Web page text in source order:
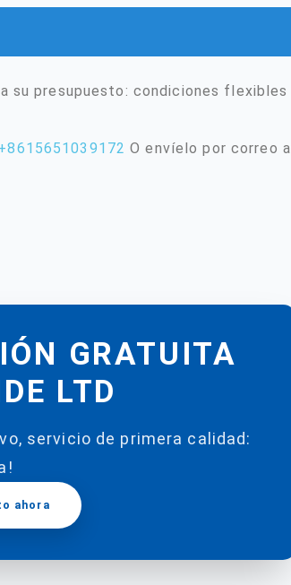
su presupuesto: condiciones flexibles
O envíelo por correo a
GRATUITA
LTD
servicio de primera calidad:
ahora